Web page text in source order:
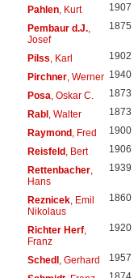
Pahlen, Kurt 1907
Pembaur d.J.,
Josef
1875
Pilss , Karl 1902
Pirchner, Werner 1940
Posa , Oskar C. 1873
Rabl, Walter 1873
Raymond, Fred 1900
Reisfeld, Bert 1906
Rettenbacher,
Hans
1939
Reznicek, Emil
Nikolaus
1860
Richter Herf,
Franz
1920
Schedl, Gerhard 1957